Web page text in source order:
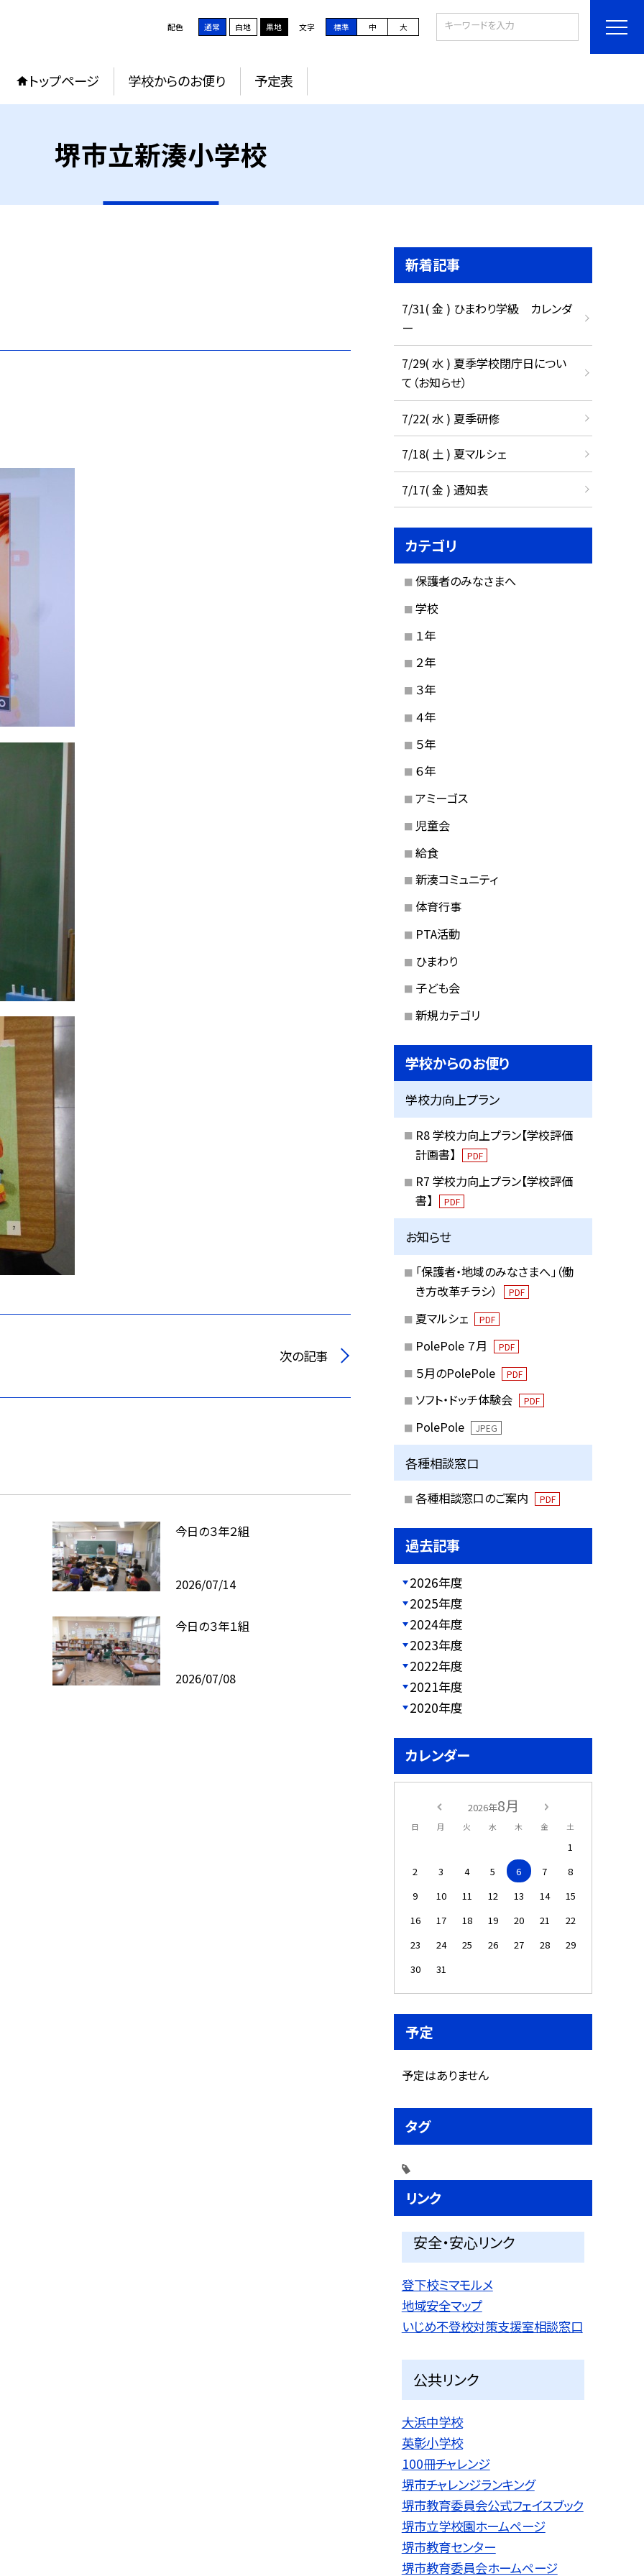
配色 通常 白地 黒地 文字 標準 中 大
トップページ 学校からのお便り 予定表
堺市立新湊小学校
次の記事
今日の３年２組
2026/07/14
今日の３年１組
2026/07/08
新着記事
7/31( 金 ) ひまわり学級 カレンダ
ー
7/29( 水 ) 夏季学校閉庁日につい
て（お知らせ）
7/22( 水 ) 夏季研修
7/18( 土 ) 夏マルシェ
7/17( 金 ) 通知表
カテゴリ
保護者のみなさまへ
学校
１年
２年
３年
４年
５年
６年
アミーゴス
児童会
給食
新湊コミュニティ
体育行事
PTA活動
ひまわり
子ども会
新規カテゴリ
学校からのお便り
学校力向上プラン
R8 学校力向上プラン【学校評価
計画書】
PDF
R7 学校力向上プラン【学校評価
書】
PDF
お知らせ
「保護者・地域のみなさまへ」（働
き方改革チラシ）
PDF
夏マルシェ PDF
PolePole ７月 PDF
５月のPolePole PDF
ソフト・ドッチ体験会 PDF
PolePole JPEG
各種相談窓口
各種相談窓口のご案内 PDF
過去記事
2026年度
2025年度
2024年度
2023年度
2022年度
2021年度
2020年度
カレンダー
2026年8月
日 月 火 水 木 金 土
1
2
3 4 5 6 7
8
9
10 11 12 13 14
15
16
17 18 19 20 21
22
23
24 25 26 27 28
29
30
31
予定
予定はありません
タグ
リンク
安全・安心リンク
登下校ミマモルメ
地域安全マップ
いじめ不登校対策支援室相談窓口
公共リンク
大浜中学校
英彰小学校
100冊チャレンジ
堺市チャレンジランキング
堺市教育委員会公式フェイスブック
堺市立学校園ホームページ
堺市教育センター
堺市教育委員会ホームページ